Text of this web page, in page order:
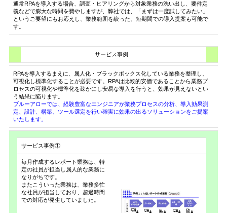
通常RPAを導入する場合、調査・ヒアリングから対象業務の洗い出し、要件定
義などで膨大な時間を費やしますが、弊社では、「まずは一度試してみたい」
というご要望にもお応えし、業務範囲を絞った、短期間での導入提案も可能で
す。
サービス事例
RPAを導入するまえに、属人化・ブラックボックス化している業務を整理し、
可視化し標準化することが必要です。RPAは比較的安価であることから業務プ
ロセスの可視化や標準化を疎かにし安易な導入を行うと、効果が見えないとい
う結果に陥ります。
ブルーアローでは、経験豊富なエンジニアが業務プロセスの分析、導入効果測
定、設計、構築、ツール選定を行い確実に効果の出るソリューションをご提案
いたします。
サービス事例①
毎月作成するレポート業務は、特
定の社員が担当し属人的な業務に
なりがちです。
またこういった業務は、業務多忙
な社員が担当しており、超過時間
での対応が発生していました。